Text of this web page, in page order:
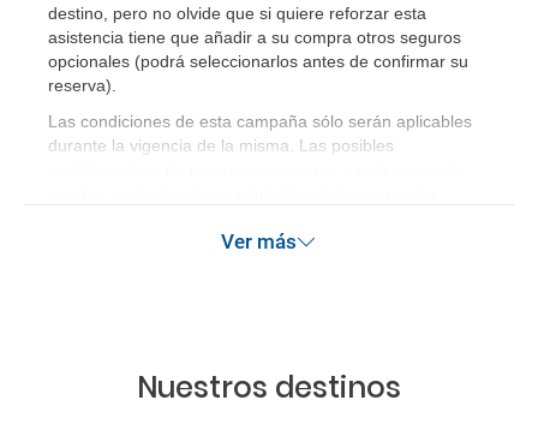
destino, pero no olvide que si quiere reforzar esta
asistencia tiene que añadir a su compra otros seguros
opcionales (podrá seleccionarlos antes de confirmar su
reserva)
Las condiciones de esta campaña sólo serán aplicables
durante la vigencia de la misma. Las posibles
Ver más
Nuestros destinos